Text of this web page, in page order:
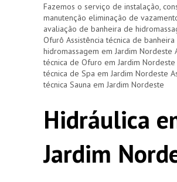
Fazemos o serviço de instalação,
manutenção eliminação de
avaliação de banheira de
Ofurô Assistência técnica de banheira
hidromassagem em Jardim Nordeste
técnica de Ofuro em Jardim Nordeste
técnica de Spa em Jardim Nordeste
técnica Sauna em Jardim Nordeste
Hidráulica
Jardim